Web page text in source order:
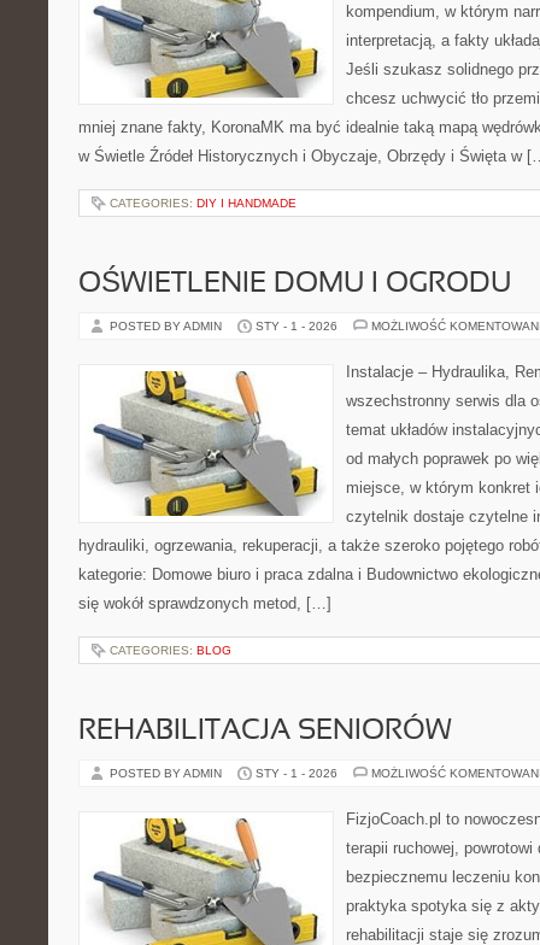
kompendium, w którym
interpretacją, a fakty
Jeśli szukasz solidnego
chcesz uchwycić tło
mniej znane fakty, KoronaMK ma być idealnie taką mapą
w Świetle Źródeł Historycznych i Obyczaje, Obrzędy i Święta w
CATEGORIES: DIY I HANDMADE
OŚWIETLENIE DOMU I OGRODU
POSTED BY ADMIN STY - 1 - 2026 MOŻLIWOŚĆ
Instalacje – Hydraulika,
wszechstronny serwis dla
temat układów
od małych poprawek po
miejsce, w którym konkret
czytelnik dostaje czytelne
hydrauliki, ogrzewania, rekuperacji, a także szeroko pojętego
kategorie: Domowe biuro i praca zdalna i Budownictwo
się wokół sprawdzonych metod, […]
CATEGORIES: BLOG
REHABILITACJA SENIORÓW
POSTED BY ADMIN STY - 1 - 2026 MOŻLIWOŚĆ
FizjoCoach.pl to
terapii ruchowej, powrotowi
bezpiecznemu leczeniu
praktyka spotyka się z
rehabilitacji staje się